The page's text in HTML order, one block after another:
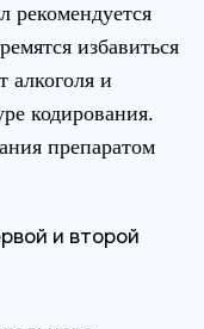
рекомендуется
избавиться
алкоголя и
кодирования.
препаратом
и второй